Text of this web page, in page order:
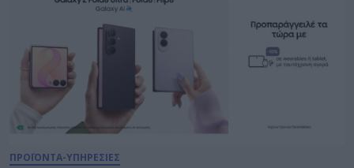
ΠΡΟΪΟΝΤΑ-ΥΠΗΡΕΣΙΕΣ